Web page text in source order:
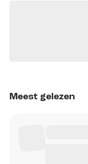
Meest gelezen